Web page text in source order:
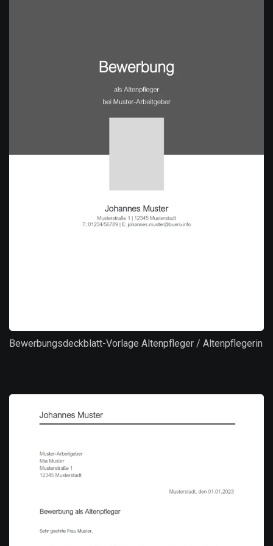
Bewerbungsdeckblatt-Vorlage Altenpfleger / Altenpflegerin